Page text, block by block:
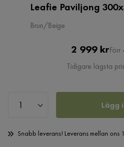
Leafie Paviljong
Brun/Beige
Pris
2 999 kr
Pris
Förr
Tidigare lägsta
Lägg
Snabb leverans! Leverans mellan ons